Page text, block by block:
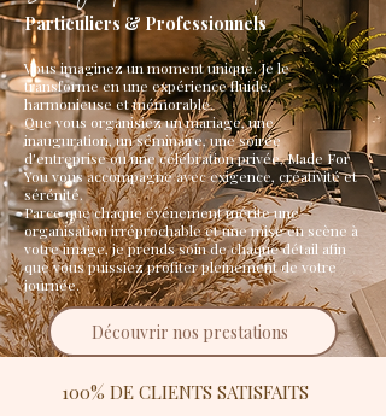
Particuliers & Professionnels
Vous imaginez un moment unique. Je le
transforme en une expérience fluide,
harmonieuse et mémorable.
Que vous organisiez un mariage, une
inauguration, un séminaire, une soirée
d'entreprise ou une célébration privée, Made For
You vous accompagne avec exigence, créativité et
sérénité.
Parce que chaque événement mérite une
organisation irréprochable et une mise en scène à
votre image, je prends soin de chaque détail afin
que vous puissiez profiter pleinement de votre
journée.
Découvrir nos prestations
100% DE CLIENTS SATISFAITS